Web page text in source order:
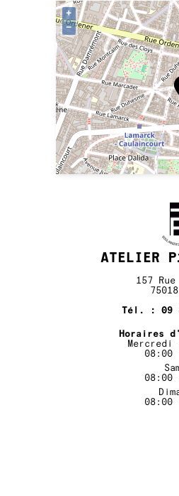
+
−
ATELIER
157
Tél. : 09
Horaires
Mercredi
08:00
08:00
08:00